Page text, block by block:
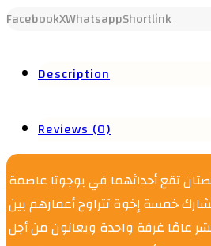
FacebookXWhatsappShortlink
Description
Reviews (0)
تقع أحداثهما في بوجوتا عاصمة
خمسة إخوة تتراوح أعمارهم بين
عامًا غرفة واحدة ويعانون من أجل